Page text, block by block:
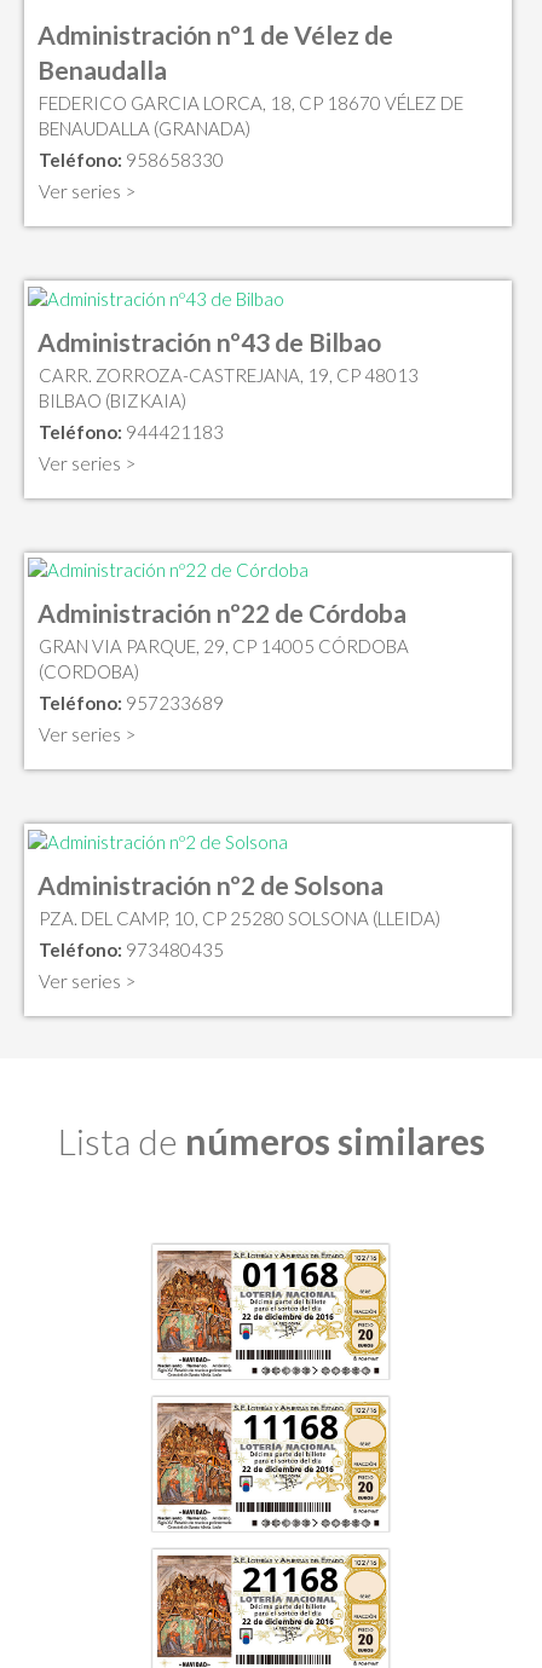
Administración nº1 de Vélez de
Benaudalla
FEDERICO GARCIA LORCA, 18, CP 18670 VÉLEZ DE
BENAUDALLA (GRANADA)
Teléfono: 958658330
Ver series >
Administración nº43 de Bilbao
CARR. ZORROZA-CASTREJANA, 19, CP 48013
BILBAO (BIZKAIA)
Teléfono: 944421183
Ver series >
Administración nº22 de Córdoba
GRAN VIA PARQUE, 29, CP 14005 CÓRDOBA
(CORDOBA)
Teléfono: 957233689
Ver series >
Administración nº2 de Solsona
PZA. DEL CAMP, 10, CP 25280 SOLSONA (LLEIDA)
Teléfono: 973480435
Ver series >
Lista de números similares
01168
11168
21168